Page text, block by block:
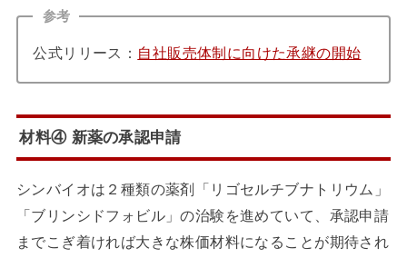
参考
公式リリース： 自社販売体制に向けた承継の開始
材料④ 新薬の承認申請
シンバイオは２種類の薬剤「リゴセルチブナトリウム」
「ブリンシドフォビル」の治験を進めていて、承認申請
までこぎ着ければ大きな株価材料になることが期待され